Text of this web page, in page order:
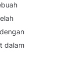
dalam